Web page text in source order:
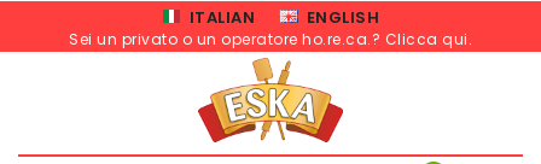
ITALIAN ENGLISH
Sei un privato o un operatore ho.re.ca.? Clicca qui.